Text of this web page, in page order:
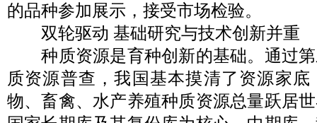
的品种参加展示，接受市场检验。
双轮驱动 基础研究与技术创新并重
种质资源是育种创新的基础。通过第
质资源普查，我国基本摸清了资源家
物、畜禽、水产养殖种质资源总量跃居